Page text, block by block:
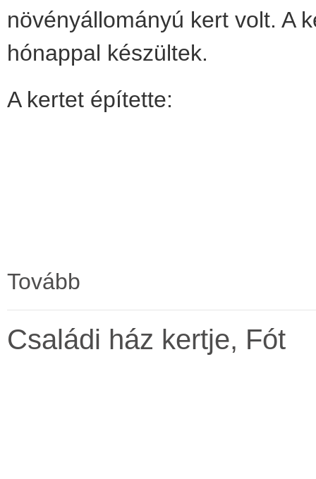
növényállományú kert volt. A
hónappal készültek.
A kertet építette:
Tovább
Családi ház kertje, Fót